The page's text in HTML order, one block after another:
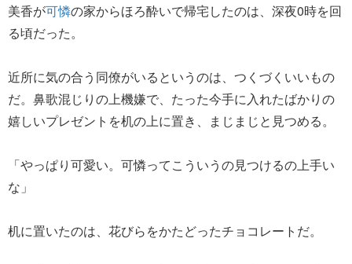
美香が可憐の家からほろ酔いで帰宅したのは、深夜0時を回
る頃だった。
近所に気の合う同僚がいるというのは、つくづくいいもの
だ。鼻歌混じりの上機嫌で、たった今手に入れたばかりの
嬉しいプレゼントを机の上に置き、まじまじと見つめる。
「やっぱり可愛い。可憐ってこういうの見つけるの上手い
な」
机に置いたのは、花びらをかたどったチョコレートだ。